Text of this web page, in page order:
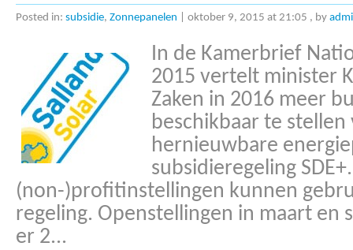
Posted in: subsidie, Zonnepanelen oktober 9, 2015 at 21:05 , by
In de Kamerbrief
2015 vertelt minister
Zaken in 2016 meer
beschikbaar te
hernieuwbare
subsidieregeling
(non-)profitinstellingen kunnen
regeling. Openstellingen in maart en
er 2...